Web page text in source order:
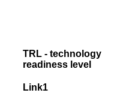
TRL - technology
readiness level
Link1